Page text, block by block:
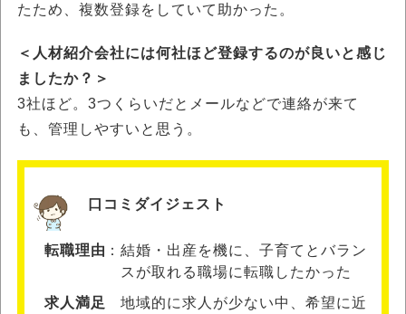
たため、複数登録をしていて助かった。
＜人材紹介会社には何社ほど登録するのが良いと感じ
ましたか？＞
3社ほど。3つくらいだとメールなどで連絡が来て
も、管理しやすいと思う。
口コミダイジェスト
転職理由
結婚・出産を機に、子育てとバラン
スが取れる職場に転職したかった
求人満足
地域的に求人が少ない中、希望に近